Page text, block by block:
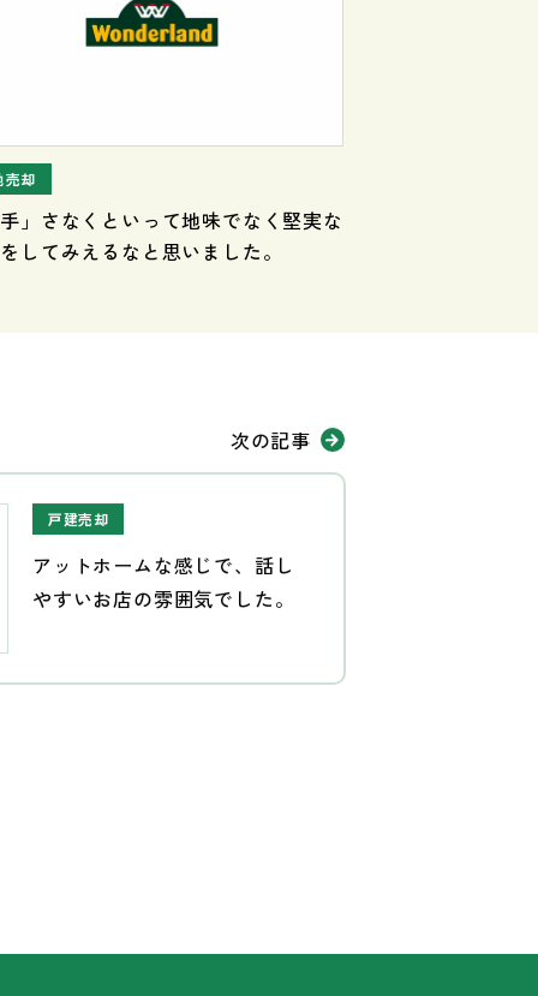
売却
手」さなくといって地味でなく堅実な
してみえるなと思いました。
次の記事
戸建売却
アットホームな感じで、話し
やすいお店の雰囲気でした。